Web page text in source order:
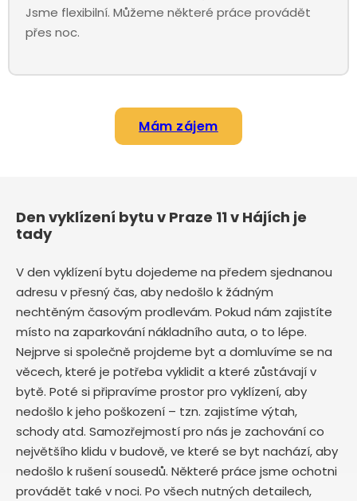
Jsme flexibilní. Můžeme některé práce provádět
přes noc.
Mám zájem
Den vyklízení bytu v Praze 11 v Hájích je
tady
V den vyklízení bytu dojedeme na předem sjednanou
adresu v přesný čas, aby nedošlo k žádným
nechtěným časovým prodlevám. Pokud nám zajistíte
místo na zaparkování nákladního auta, o to lépe.
Nejprve si společně projdeme byt a domluvíme se na
věcech, které je potřeba vyklidit a které zůstávají v
bytě. Poté si připravíme prostor pro vyklízení, aby
nedošlo k jeho poškození – tzn. zajistíme výtah,
schody atd. Samozřejmostí pro nás je zachování co
největšího klidu v budově, ve které se byt nachází, aby
nedošlo k rušení sousedů. Některé práce jsme ochotni
provádět také v noci. Po všech nutných detailech,